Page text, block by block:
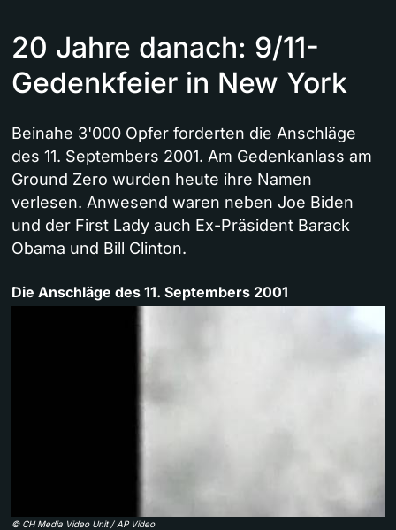
20 Jahre danach: 9/11-
Gedenkfeier in New York
Beinahe 3'000 Opfer forderten die Anschläge
des 11. Septembers 2001. Am Gedenkanlass am
Ground Zero wurden heute ihre Namen
verlesen. Anwesend waren neben Joe Biden
und der First Lady auch Ex-Präsident Barack
Obama und Bill Clinton.
Die Anschläge des 11. Septembers 2001
© CH Media Video Unit / AP Video